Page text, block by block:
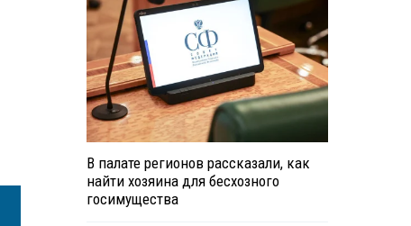
В палате регионов рассказали, как
найти хозяина для бесхозного
госимущества